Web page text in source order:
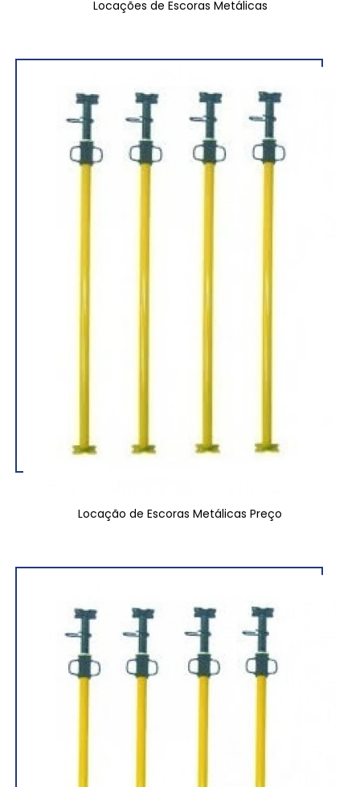
Locações de Escoras Metálicas
Locação de Escoras Metálicas Preço